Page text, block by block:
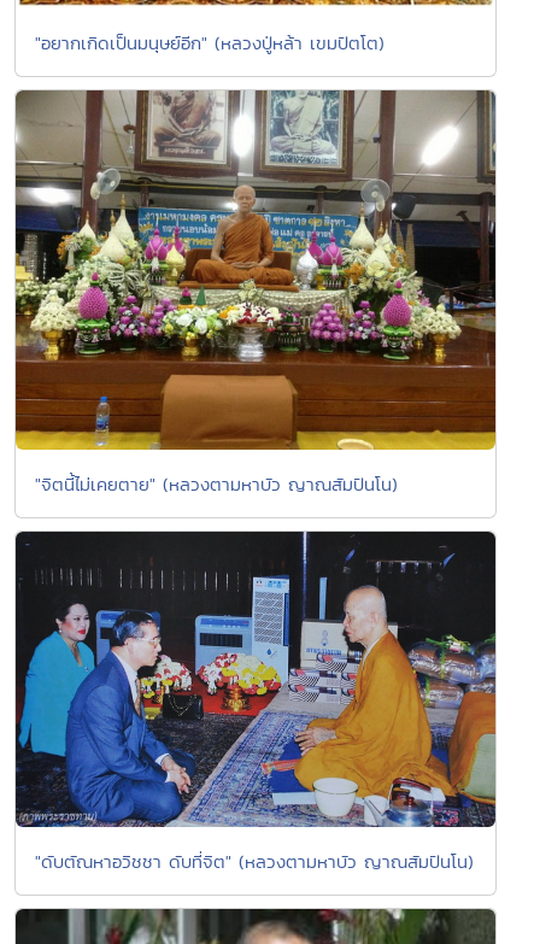
"อยากเกิดเป็นมนุษย์อีก" (หลวงปู่หล้า เขมปัตโต)
"จิตนี้ไม่เคยตาย" (หลวงตามหาบัว ญาณสัมปันโน)
"ดับตัณหาอวิชชา ดับที่จิต" (หลวงตามหาบัว ญาณสัมปันโน)